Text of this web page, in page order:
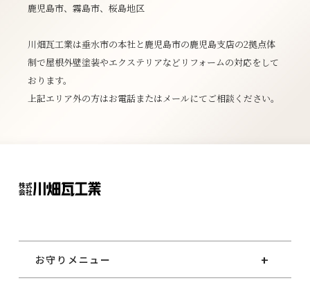
鹿児島市、霧島市、桜島地区
川畑瓦工業は垂水市の本社と鹿児島市の鹿児島支店の2拠点体
制で屋根外壁塗装やエクステリアなどリフォームの対応をして
おります。
上記エリア外の方はお電話またはメールにてご相談ください。
お守りメニュー